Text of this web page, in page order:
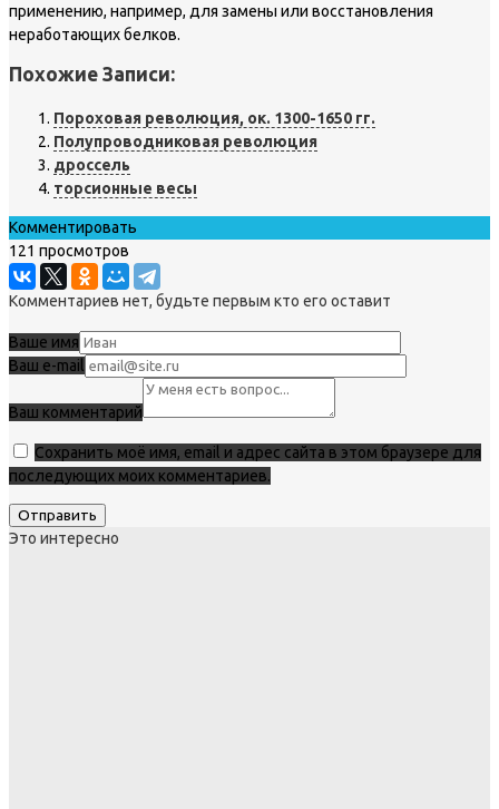
применению, например, для замены или восстановления
неработающих белков.
Похожие Записи:
Пороховая революция, ок. 1300-1650 гг.
Полупроводниковая революция
дроссель
торсионные весы
Комментировать
121 просмотров
Комментариев нет, будьте первым кто его оставит
Ваше имя
Ваш e-mail
Ваш комментарий
Сохранить моё имя, email и адрес сайта в этом браузере для
последующих моих комментариев.
Это интересно